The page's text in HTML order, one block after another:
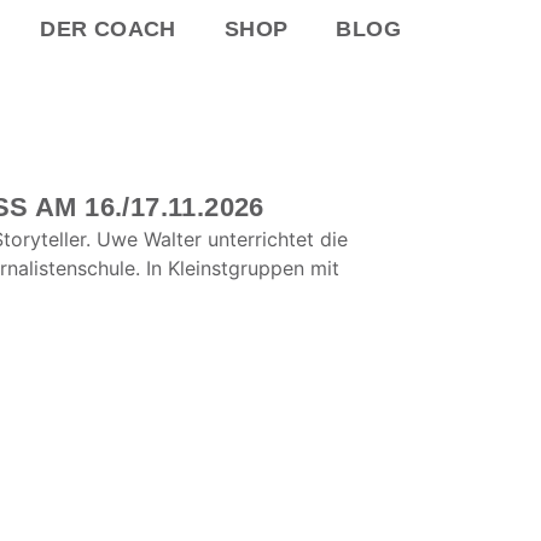
DER COACH SHOP BLOG
AM 16./17.11.2026
Uwe Walter unterrichtet die
In Kleinstgruppen mit